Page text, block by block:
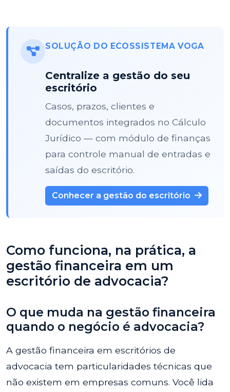
SOLUÇÃO DO ECOSSISTEMA VOGA
Centralize a gestão do seu
escritório
Casos, prazos, clientes e
documentos integrados no Cálculo
Jurídico — com módulo de finanças
para controle manual de entradas e
saídas do escritório.
Conhecer a gestão do escritório
Como funciona, na prática, a
gestão financeira em um
escritório de advocacia?
O que muda na gestão financeira
quando o negócio é advocacia?
A gestão financeira em escritórios de
advocacia tem particularidades técnicas que
não existem em empresas comuns. Você lida